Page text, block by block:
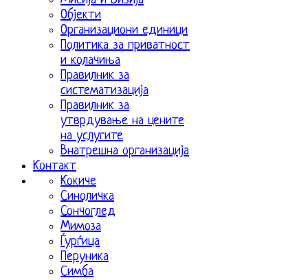
Објекти
Организациони единици
Политика за приватност
и колачиња
Правилник за
систематизација
Правилник за
утврдување на цените
на услугите
Внатрешна организација
Контакт
Кокиче
Синоличка
Сончоглед
Мимоза
Ѓурѓица
Перуника
Симба